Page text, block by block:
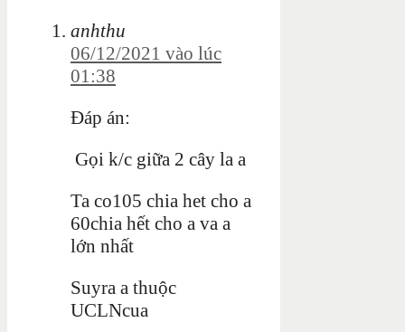
anhthu
06/12/2021 vào lúc
01:38
Đáp án:
Gọi k/c giữa 2 cây la a
Ta co105 chia het cho a
60chia hết cho a va a
lớn nhất
Suyra a thuộc
UCLNcua